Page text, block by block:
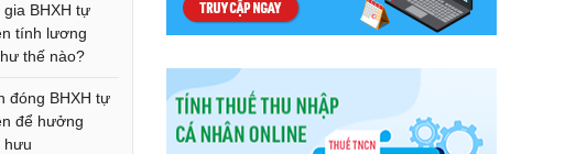
gia BHXH tự
tính lương
thế nào?
đóng BHXH tự
để hưởng
hưu